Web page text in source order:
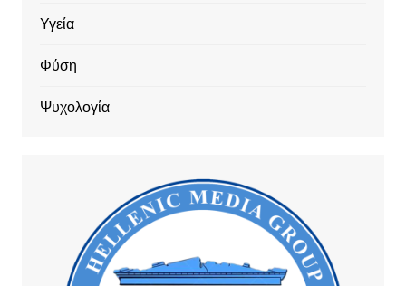
Υγεία
Φύση
Ψυχολογία